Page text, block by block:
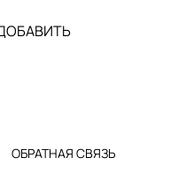
ОБРАТНАЯ СВЯЗЬ